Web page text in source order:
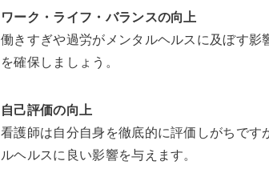
ワーク・ライフ・バランスの向上
働きすぎや過労がメンタルヘルスに及ぼす
を確保しましょう。
自己評価の向上
看護師は自分自身を徹底的に評価しがちです
ルヘルスに良い影響を与えます。